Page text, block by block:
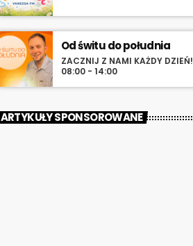
Od świtu do południa
ZACZNIJ Z NAMI KAŻDY DZIEŃ!
08:00 - 14:00
ARTYKUŁY SPONSOROWANE